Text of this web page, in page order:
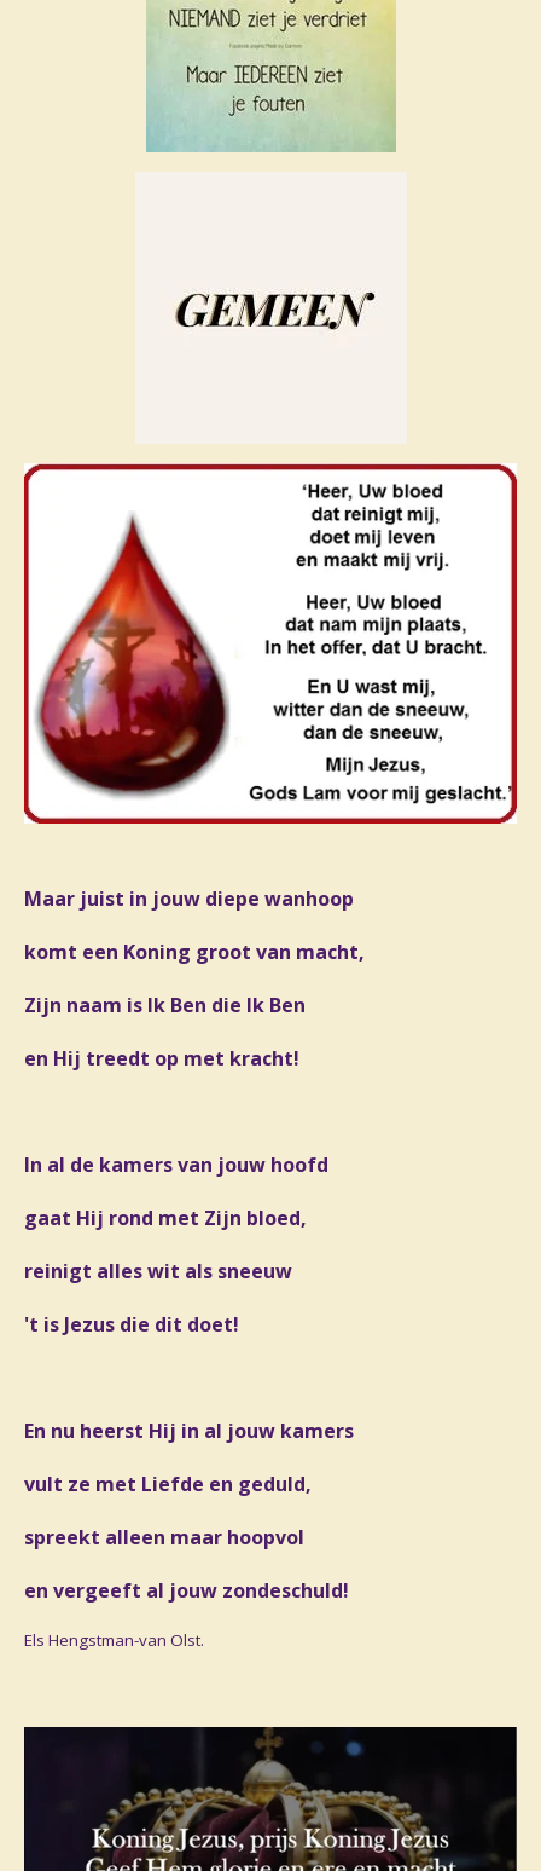
Maar juist in jouw diepe wanhoop
komt een Koning groot van macht,
Zijn naam is Ik Ben die Ik Ben
en Hij treedt op met kracht!
In al de kamers van jouw hoofd
gaat Hij rond met Zijn bloed,
reinigt alles wit als sneeuw
't is Jezus die dit doet!
En nu heerst Hij in al jouw kamers
vult ze met Liefde en geduld,
spreekt alleen maar hoopvol
en vergeeft al jouw zondeschuld!
Els Hengstman-van Olst.